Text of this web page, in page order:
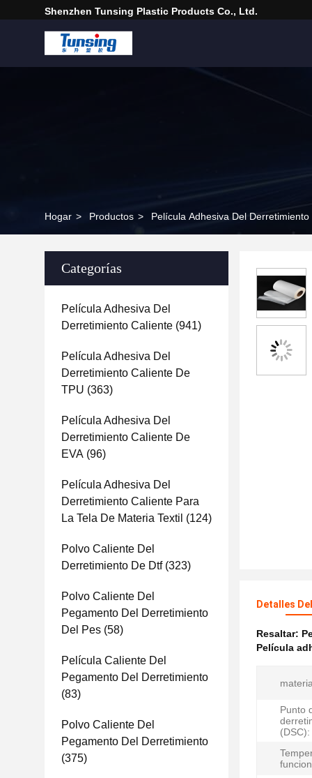
Shenzhen Tunsing Plastic Products Co., Ltd.
Hogar > Productos > Película Adhesiva Del
Categorías
Película Adhesiva Del
Derretimiento Caliente (941)
Película Adhesiva Del
Derretimiento Caliente De
TPU (363)
Película Adhesiva Del
Derretimiento Caliente De
EVA (96)
Película Adhesiva Del
Derretimiento Caliente Para
La Tela De Materia Textil (124)
Polvo Caliente Del
Derretimiento De Dtf(323)
Polvo Caliente Del
Pegamento Del Derretimiento
Del Pes (58)
Película Caliente Del
Pegamento Del Derretimiento
(83)
Polvo Caliente Del
Pegamento Del Derretimiento
(375)
Detalles
Resaltar:
Película
Punto
(DSC):